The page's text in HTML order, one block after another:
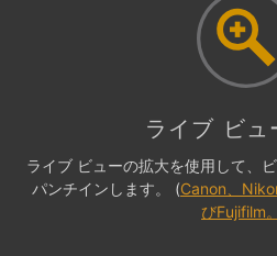
ライブ ビュ
ライブ ビューの拡大を使用して、
パンチインします。 (Canon、
びFujifilm